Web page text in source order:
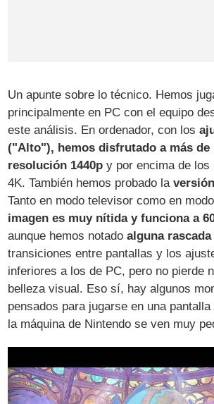
Un apunte sobre lo técnico. Hemos
principalmente en PC con el equipo
este análisis. En ordenador, con los
("Alto"), hemos disfrutado a más de
resolución 1440p y por encima de los
4K. También hemos probado la
Tanto en modo televisor como en
imagen es muy nítida y funciona a
aunque hemos notadoalguna rascada
transiciones entre pantallas y los
inferiores a los de PC, pero no pierde
belleza visual. Eso sí, hay algunos
pensados para jugarse en una
la máquina de Nintendo se ven muy